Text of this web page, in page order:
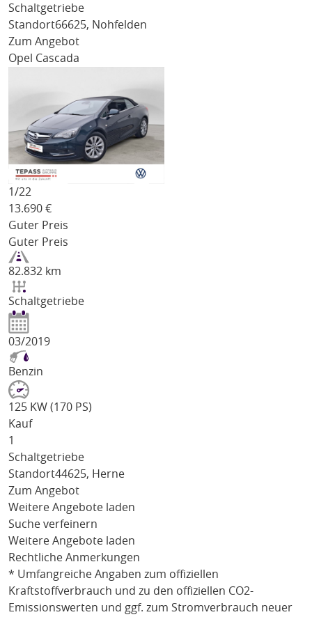
Schaltgetriebe
Standort66625, Nohfelden
Zum Angebot
Opel Cascada
1/22
13.690 €
Guter Preis
Guter Preis
82.832 km
Schaltgetriebe
03/2019
Benzin
125 KW (170 PS)
Kauf
1
Schaltgetriebe
Standort44625, Herne
Zum Angebot
Weitere Angebote laden
Suche verfeinern
Weitere Angebote laden
Rechtliche Anmerkungen
* Umfangreiche Angaben zum offiziellen
Kraftstoffverbrauch und zu den offiziellen CO2-
Emissionswerten und ggf. zum Stromverbrauch neuer